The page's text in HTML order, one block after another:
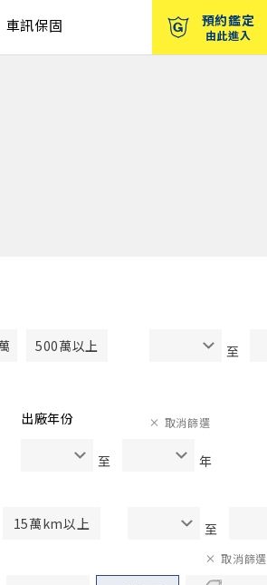
車訊保固 預約鑑定
由此進入
500萬以上 至
出廠年份
至 年
取消篩選
15萬km以上 至
取消篩選